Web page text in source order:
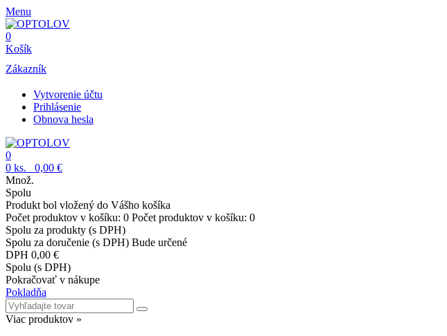
Menu
0
Košík
Zákazník
Vytvorenie účtu
Prihlásenie
Obnova hesla
0
0 ks.
0,00 €
Množ.
Spolu
Produkt bol vložený do Vášho košíka
Počet produktov v košíku: 0 Počet produktov v košíku: 0
Spolu za produkty (s DPH)
Spolu za doručenie (s DPH) Bude určené
DPH 0,00 €
Spolu (s DPH)
Pokračovať v nákupe
Pokladňa
Viac produktov »